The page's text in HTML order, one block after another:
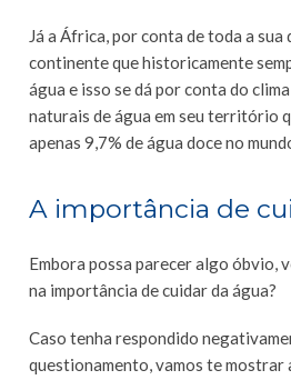
Já a África, por conta de toda a sua
continente que historicamente
água e isso se dá por conta do
naturais de água em seu território
apenas 9,7% de água doce no
A importância de
Embora possa parecer algo óbvio,
na importância de cuidar da água?
Caso tenha respondido
questionamento, vamos te mostrar